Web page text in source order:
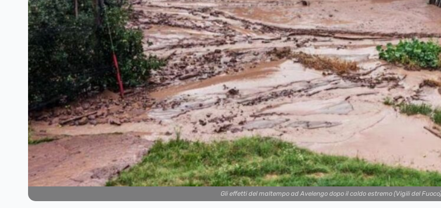
Gli effetti del maltempo ad Avelengo dopo il caldo estremo (Vigili del Fuoco)